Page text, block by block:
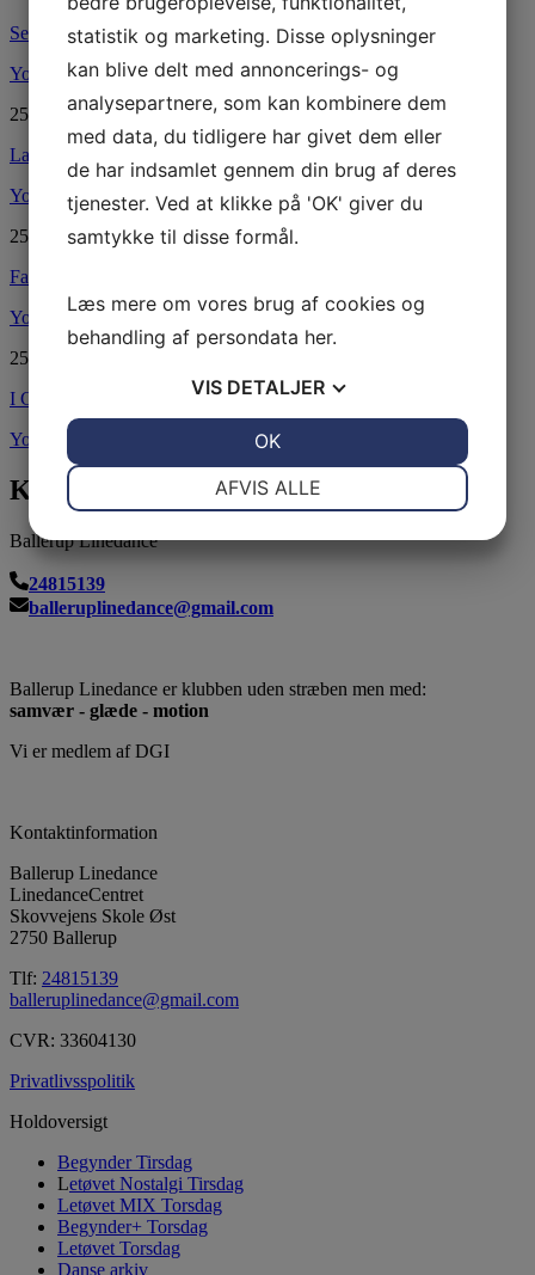
Senorita la la la
YouTube
25.08.2020
La Fiesta Cubana
YouTube
25.08.2020
Family
YouTube
25.08.2020
I Close My Eyes
YouTube
Kontakt os
Ballerup Linedance
24815139
balleruplinedance@gmail.com
Ballerup Linedance er klubben uden stræben men med:
samvær - glæde - motion
Vi er medlem af DGI
Kontaktinformation
Ballerup Linedance
LinedanceCentret
Skovvejens Skole Øst
2750 Ballerup
Tlf: 24815139
balleruplinedance@gmail.com
CVR: 33604130
Privatlivsspolitik
Holdoversigt
Begynder Tirsdag
Letøvet Nostalgi Tirsdag
Letøvet MIX Torsdag
Begynder+ Torsdag
Letøvet Torsdag
Danse arkiv
statistik og marketing. Disse oplysninger
kan blive delt med annoncerings- og
analysepartnere, som kan kombinere dem
med data, du tidligere har givet dem eller
de har indsamlet gennem din brug af deres
tjenester. Ved at klikke på 'OK' giver du
samtykke til disse formål.
Læs mere om vores brug af cookies og
behandling af persondata her.
VIS DETALJER
AFVIS ALLE
OK